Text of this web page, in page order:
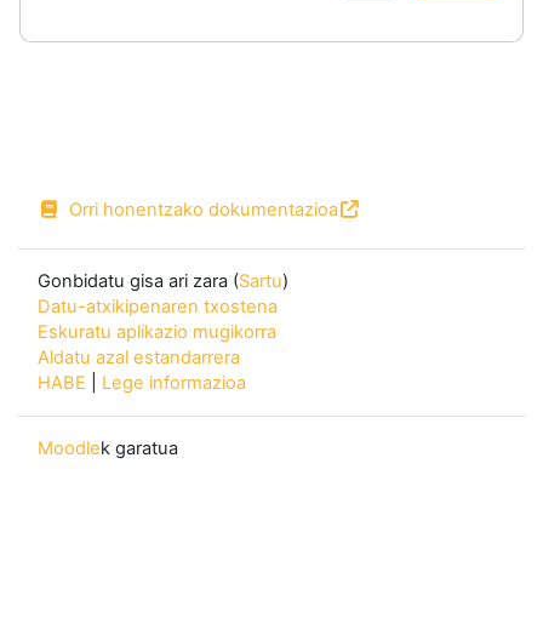
Orri honentzako dokumentazioa
Gonbidatu gisa ari zara (Sartu)
Datu-atxikipenaren txostena
Eskuratu aplikazio mugikorra
Aldatu azal estandarrera
HABE
Lege informazioa
Moodlek garatua